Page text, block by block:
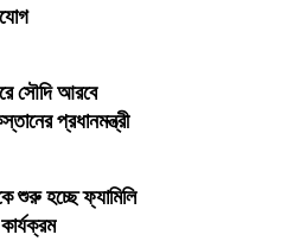
সৌদি আরবে
প্রধানমন্ত্রী
শুরু হচ্ছে ফ্যামিলি